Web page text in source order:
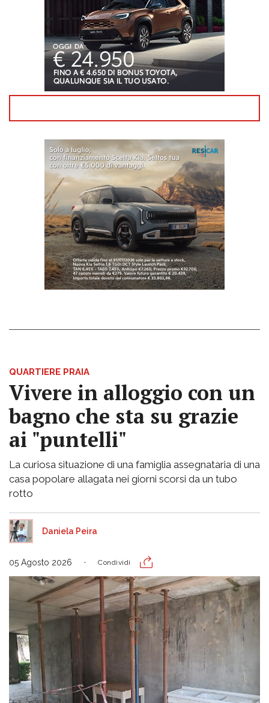
QUARTIERE PRAIA
Vivere in alloggio con un
bagno che sta su grazie
ai "puntelli"
La curiosa situazione di una famiglia assegnataria di una
casa popolare allagata nei giorni scorsi da un tubo
rotto
Daniela Peira
05 Agosto 2026 Condividi